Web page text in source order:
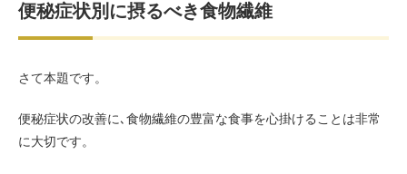
便秘症状別に摂るべき食物繊維
さて本題です。
便秘症状の改善に､食物繊維の豊富な食事を心掛けることは非常
に大切です。